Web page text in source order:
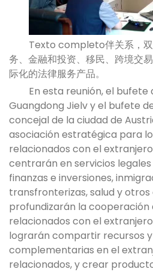
Texto completo伴关系，双
务、金融和投资、移民、跨境交
际化的法律服务产品。
En esta reunión, el bufete
Guangdong Jielv y el bufete
concejal de la ciudad de
asociación estratégica para
relacionados con el
centrarán en servicios
finanzas e inversiones,
transfronterizas, salud y
profundizarán la cooperación
relacionados con el
lograrán compartir recursos
complementarias en el
relacionados, y crear